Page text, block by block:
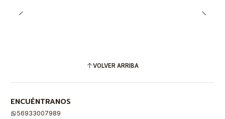
VOLVER ARRIBA
ENCUÉNTRANOS
56933007989